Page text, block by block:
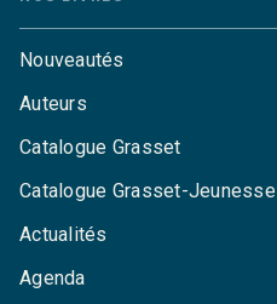
Nouveautés
Auteurs
Catalogue Grasset
Catalogue Grasset-Jeunesse
Actualités
Agenda